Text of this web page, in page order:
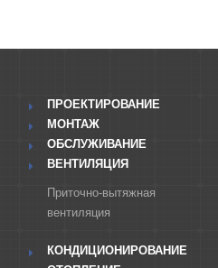
ПРОЕКТИРОВАНИЕ
МОНТАЖ
ОБСЛУЖИВАНИЕ
ВЕНТИЛЯЦИЯ
Приточно-вытяжная
вентиляция
КОНДИЦИОНИРОВАНИЕ